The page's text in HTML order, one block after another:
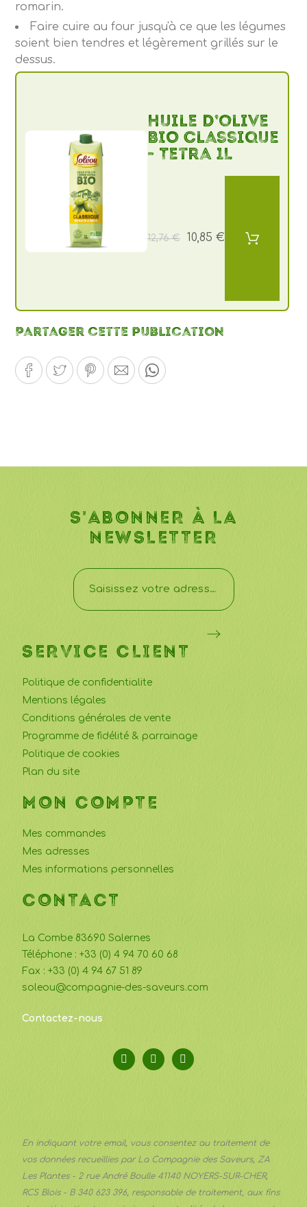
romarin.
Faire cuire au four jusqu'à ce que les légumes
soient bien tendres et légèrement grillés sur le
dessus.
Huile d’olive
BIO Classique
- Tetra 1L
12,76 € 10,85 €
Partager cette publication
S'ABONNER À LA
NEWSLETTER
SERVICE CLIENT
Politique de confidentialite
Mentions légales
Conditions générales de vente
Programme de fidélité & parrainage
Politique de cookies
Plan du site
MON COMPTE
Mes commandes
Mes adresses
Mes informations personnelles
CONTACT
La Combe 83690 Salernes
Téléphone : +33 (0) 4 94 70 60 68
Fax : +33 (0) 4 94 67 51 89
soleou@compagnie-des-saveurs.com
Contactez-nous
En indiquant votre email, vous consentez au traitement de
vos données recueillies par La Compagnie des Saveurs, ZA
Les Plantes - 2 rue André Boulle 41140 NOYERS-SUR-CHER,
RCS Blois - B 340 623 396, responsable de traitement, aux fins